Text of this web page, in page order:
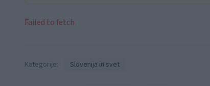
Failed to fetch
Kategorije: Slovenija in svet